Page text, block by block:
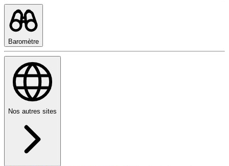
Baromètre
Nos autres sites